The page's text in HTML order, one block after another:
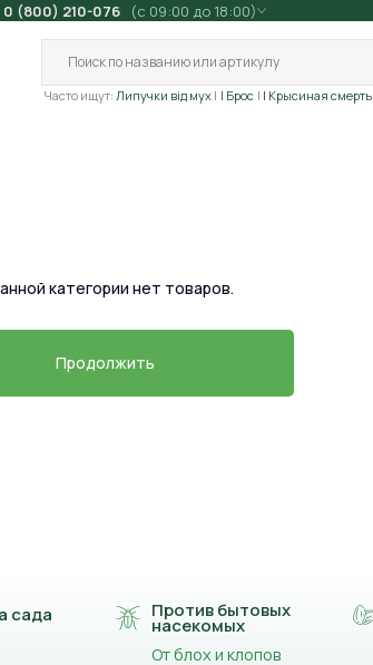
0 (800) 210-076 (с 09:00 до 18:00)
Часто ищут: Липучки від мух | Брос | Крысиная смерть
категории нет товаров.
Продолжить
сада Против бытовых
насекомых
От блох и клопов